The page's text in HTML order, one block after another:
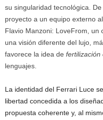
su singularidad tecnológica.
proyecto a un equipo externo
Flavio Manzoni: LoveFrom, un
una visión diferente del lujo,
favorece la idea de fertilización
lenguajes.
La identidad del Ferrari Luce
libertad concedida a los
propuesta coherente y, al